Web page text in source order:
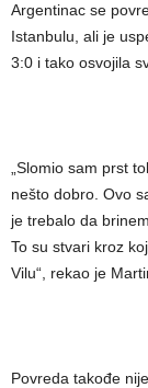
Argentinac se
Istanbulu, ali je
3:0 i tako osvojila
„Slomio sam prst
nešto dobro. Ovo
je trebalo da
To su stvari kroz
Vilu“, rekao je
Povreda takođe